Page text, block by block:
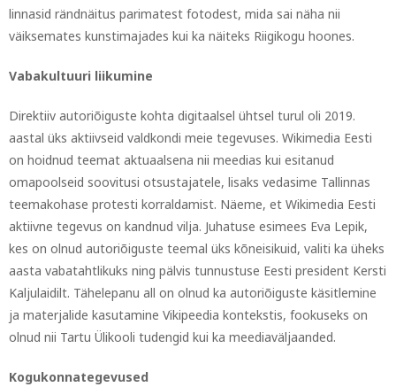
linnasid rändnäitus parimatest fotodest, mida sai näha nii
väiksemates kunstimajades kui ka näiteks Riigikogu hoones.
Vabakultuuri liikumine
Direktiiv autoriõiguste kohta digitaalsel ühtsel turul oli 2019.
aastal üks aktiivseid valdkondi meie tegevuses. Wikimedia Eesti
on hoidnud teemat aktuaalsena nii meedias kui esitanud
omapoolseid soovitusi otsustajatele, lisaks vedasime Tallinnas
teemakohase protesti korraldamist. Näeme, et Wikimedia Eesti
aktiivne tegevus on kandnud vilja. Juhatuse esimees Eva Lepik,
kes on olnud autoriõiguste teemal üks kõneisikuid, valiti ka üheks
aasta vabatahtlikuks ning pälvis tunnustuse Eesti president Kersti
Kaljulaidilt. Tähelepanu all on olnud ka autoriõiguste käsitlemine
ja materjalide kasutamine Vikipeedia kontekstis, fookuseks on
olnud nii Tartu Ülikooli tudengid kui ka meediaväljaanded.
Kogukonnategevused